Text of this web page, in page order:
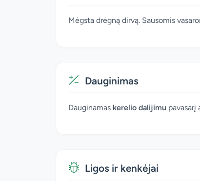
Mėgsta drėgną dirvą. Sausomis
Dauginimas
Dauginamas kerelio dalijimu pavasarį
Ligos ir kenkėjai